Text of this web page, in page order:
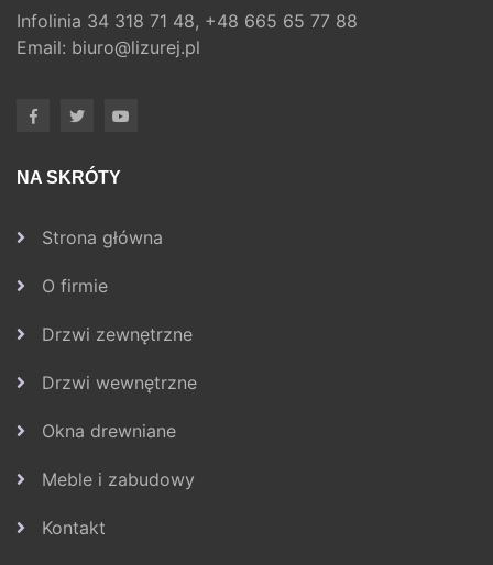
Infolinia 34 318 71 48, +48 665 65 77 88
Email: biuro@lizurej.pl
NA SKRÓTY
Strona główna
O firmie
Drzwi zewnętrzne
Drzwi wewnętrzne
Okna drewniane
Meble i zabudowy
Kontakt